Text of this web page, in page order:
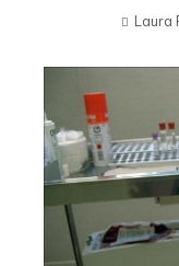
Laura